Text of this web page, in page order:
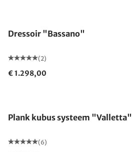
Dressoir "Bassano"
(2)
€ 1.298,00
Plank kubus systeem "Valletta"
(6)